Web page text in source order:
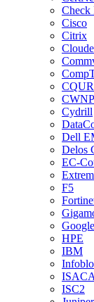
Check
Cisco
Citrix
CWNP
Cydrill
Dell
Delos
EC-
F5
HPE
IBM
ISACA
ISC2